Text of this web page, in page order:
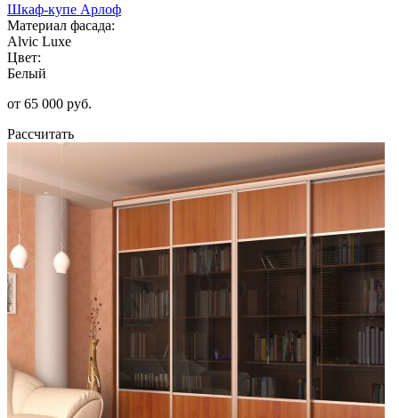
Шкаф-купе Арлоф
Материал фасада:
Alvic Luxe
Цвет:
Белый
от 65 000 руб.
Рассчитать